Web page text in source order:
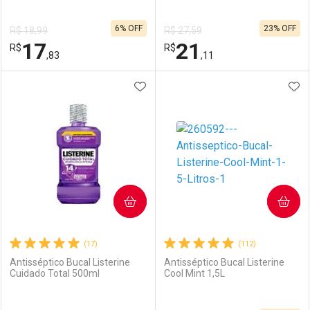
R$ 18,99
R$17,83
6% OFF
Laboratório
Por Menos
R$ 27,59
R$21 ,11
23% OFF
Laboratório
Por Menos
(17)
Antisséptico Bucal Listerine
Cuidado Total 500ml
ADICIONAR AOS FAVORITOS
COMPRAR
(112)
Antisséptico Bucal Listerine
Cool Mint 1,5L
COMPRAR